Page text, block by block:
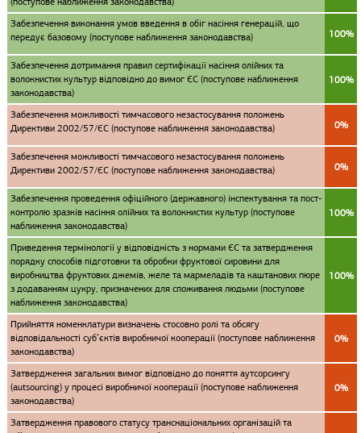
Забезпечення виконання умов введення в обіг насіння генерацій, що
передує базовому (поступове наближення законодавства)
100%
Забезпечення дотримання правил сертифікації насіння олійних та
волокнистих культур відповідно до вимог ЄС (поступове наближення
законодавства)
100%
Забезпечення можливості тимчасового незастосування положень
Директиви 2002/57/ЄС (поступове наближення законодавства)
0%
Забезпечення можливості тимчасового незастосування положень
Директиви 2002/57/ЄС (поступове наближення законодавства)
0%
Забезпечення проведення офіційного (державного) інспектування та пост-
контролю зразків насіння олійних та волокнистих культур (поступове
наближення законодавства)
100%
Приведення термінології у відповідність з нормами ЄС та затвердження
порядку способів підготовки та обробки фруктової сировини для
виробництва фруктових джемів, желе та мармеладів та каштанових пюре
з додаванням цукру, призначених для споживання людьми (поступове
наближення законодавства)
100%
Прийняття номенклатури визначень стосовно ролі та обсягу
відповідальності суб’єктів виробничої кооперації (поступове наближення
законодавства)
0%
Затвердження загальних вимог відповідно до поняття аутсорсингу
(autsourcing) у процесі виробничої кооперації (поступове наближення
законодавства)
0%
Затвердження правового статусу транснаціональних організацій та